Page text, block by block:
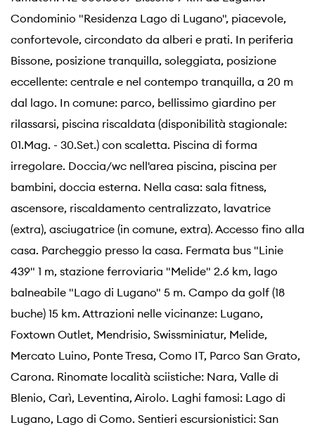
Condominio "Residenza Lago di Lugano", piacevole,
confortevole, circondato da alberi e prati. In periferia
Bissone, posizione tranquilla, soleggiata, posizione
eccellente: centrale e nel contempo tranquilla, a 20 m
dal lago. In comune: parco, bellissimo giardino per
rilassarsi, piscina riscaldata (disponibilità stagionale:
01.Mag. - 30.Set.) con scaletta. Piscina di forma
irregolare. Doccia/wc nell'area piscina, piscina per
bambini, doccia esterna. Nella casa: sala fitness,
ascensore, riscaldamento centralizzato, lavatrice
(extra), asciugatrice (in comune, extra). Accesso fino alla
casa. Parcheggio presso la casa. Fermata bus "Linie
439" 1 m, stazione ferroviaria "Melide" 2.6 km, lago
balneabile "Lago di Lugano" 5 m. Campo da golf (18
buche) 15 km. Attrazioni nelle vicinanze: Lugano,
Foxtown Outlet, Mendrisio, Swissminiatur, Melide,
Mercato Luino, Ponte Tresa, Como IT, Parco San Grato,
Carona. Rinomate località sciistiche: Nara, Valle di
Blenio, Carì, Leventina, Airolo. Laghi famosi: Lago di
Lugano, Lago di Como. Sentieri escursionistici: San